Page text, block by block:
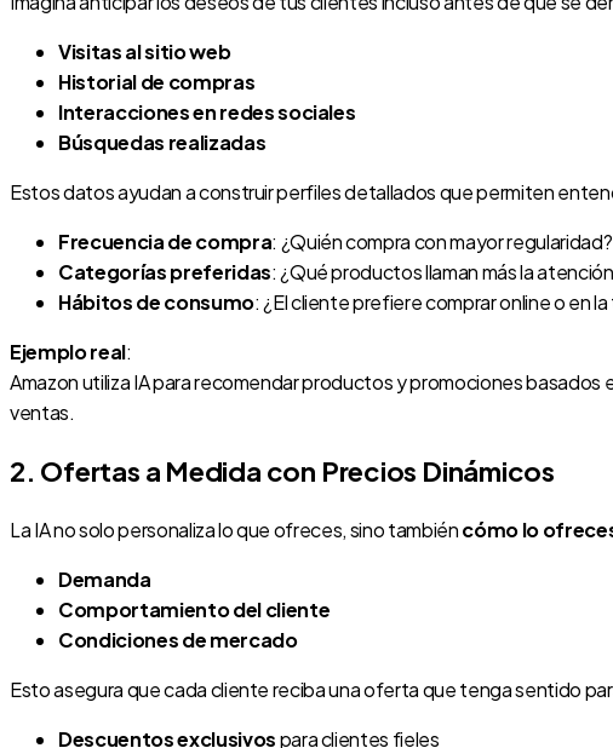
Visitas al sitio web
Historial de compras
Interacciones en redes sociales
Búsquedas realizadas
Estos datos ayudan a construir perfiles detallados que permiten
Frecuencia de compra: ¿Quién compra con mayor regularidad?
Categorías preferidas: ¿Qué productos llaman más la
Hábitos de consumo: ¿El cliente prefiere comprar online o en
Ejemplo real:
Amazon utiliza IA para recomendar productos y promociones basados
ventas.
2. Ofertas a Medida con Precios Dinámicos
La IA no solo personaliza lo que ofreces, sino tambiéncómo lo
Demanda
Comportamiento del cliente
Condiciones de mercado
Esto asegura que cada cliente reciba una oferta que tenga sentido
Descuentos exclusivospara clientes fieles